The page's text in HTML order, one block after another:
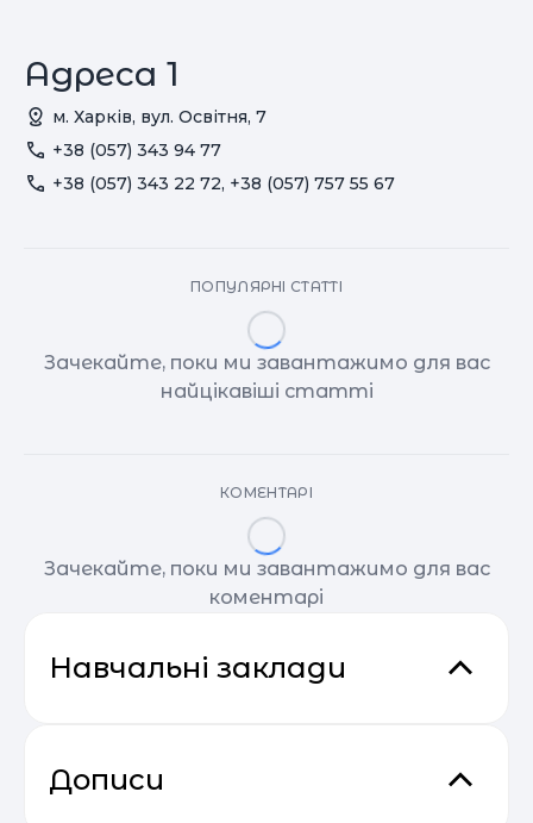
Адреса 1
м. Харків, вул. Освітня, 7
+38 (057) 343 94 77
+38 (057) 343 22 72, +38 (057) 757 55 67
ПОПУЛЯРНІ СТАТТІ
Зачекайте, поки ми завантажимо для вас
найцікавіші статті
КОМЕНТАРІ
Зачекайте, поки ми завантажимо для вас
коментарі
Навчальні заклади
Дописи